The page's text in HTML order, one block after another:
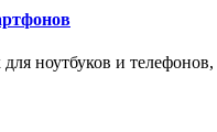
ноутбуков и